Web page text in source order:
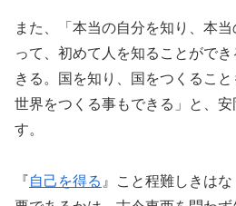
また、「本当の自分を知り、本
って、初めて人を知ることがで
きる。国を知り、国をつくること
世界をつくる事もできる」と、安
す。
『自己を得る 』こと程難しきは